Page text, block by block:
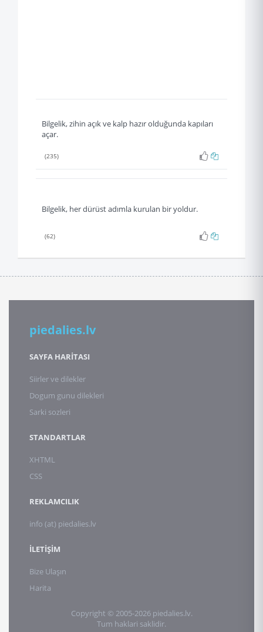
Bilgelik, zihin açık ve kalp hazır olduğunda kapıları
açar.
(235)
Bilgelik, her dürüst adımla kurulan bir yoldur.
(62)
piedalies.lv
SAYFA HARİTASI
Siirler ve dilekler
Dogum gunu dilekleri
Sarki sozleri
STANDARTLAR
XHTML
CSS
REKLAMCILIK
info (at) piedalies.lv
İLETİŞİM
Bize Ulaşın
Harita
Copyright © 2005-2026 piedalies.lv.
Tum haklari saklidir.